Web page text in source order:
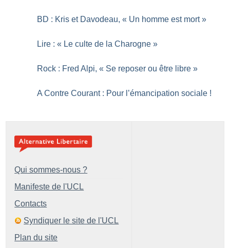
BD : Kris et Davodeau, « Un homme est mort »
Lire : « Le culte de la Charogne »
Rock : Fred Alpi, « Se reposer ou être libre »
A Contre Courant : Pour l’émancipation sociale !
Qui sommes-nous ?
Manifeste de l'UCL
Contacts
Syndiquer le site de l'UCL
Plan du site